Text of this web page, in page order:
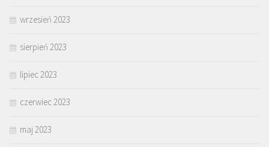
wrzesień 2023
sierpień 2023
lipiec 2023
czerwiec 2023
maj 2023